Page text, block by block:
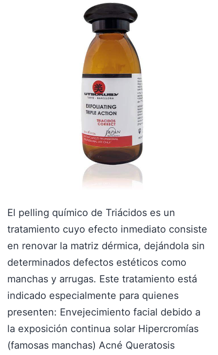
El pelling químico de Triácidos es un
tratamiento cuyo efecto inmediato consiste
en renovar la matriz dérmica, dejándola sin
determinados defectos estéticos como
manchas y arrugas. Este tratamiento está
indicado especialmente para quienes
presenten: Envejecimiento facial debido a
la exposición continua solar Hipercromías
(famosas manchas) Acné Queratosis